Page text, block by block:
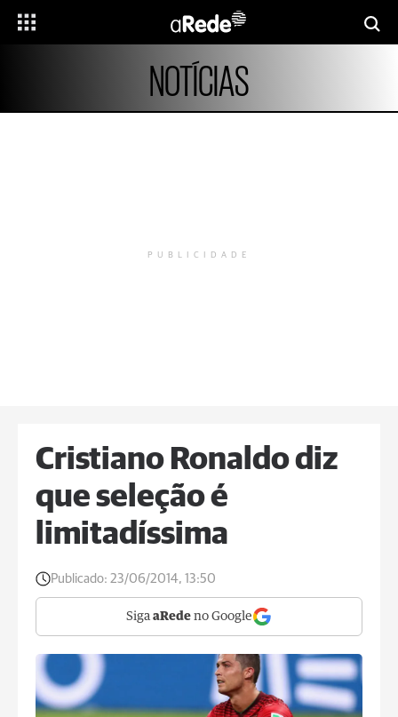
NOTÍCIAS
PUBLICIDADE
Cristiano Ronaldo diz
que seleção é
limitadíssima
Publicado: 23/06/2014, 13:50
Siga aRede no Google